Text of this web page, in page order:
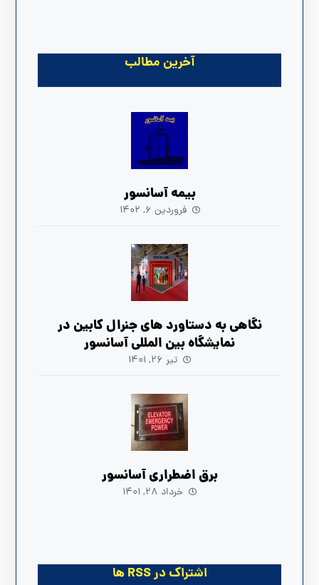
آخرین مطالب
بیمه آسانسور
فروردین ۶, ۱۴۰۲
نگاهی به دستاورد های جنرال کابین در
نمایشگاه بین المللی آسانسور
تیر ۲۶, ۱۴۰۱
برق اضطراری آسانسور
خرداد ۲۸, ۱۴۰۱
اشتراک در RSS ها